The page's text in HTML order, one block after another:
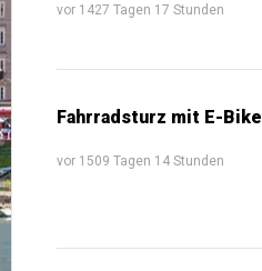
vor 1427 Tagen 17 Stunden
Fahrradsturz mit E-Bike
vor 1509 Tagen 14 Stunden